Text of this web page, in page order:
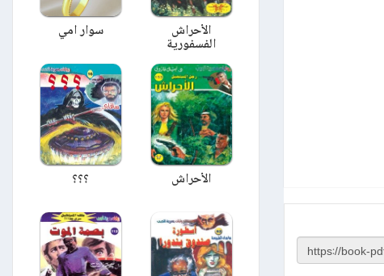
الأحراش
الفسفورية
سوار امي
الأحراش ؟؟؟